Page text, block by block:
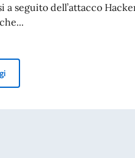
a seguito dell’attacco
ANGOLA: TEMPORANEA